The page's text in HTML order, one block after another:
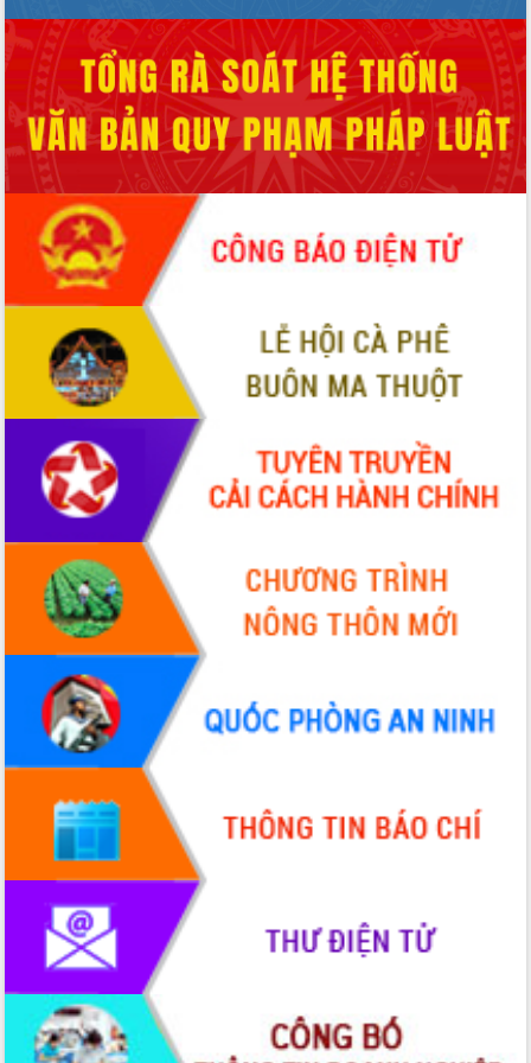
hoạch tỉnh thời kỳ 2021-2030
Hội thảo góp ý hồ sơ điều chỉnh quy
hoạch tỉnh Đắk Lắk thời kỳ 2021-2030,
tầm nhìn đến năm 2050
Nâng cao hiệu quả hoạt động của các
doanh nghiệp nhà nước
Hội nghị triển khai kết nối mạng
truyền số liệu chuyên dùng phục vụ cơ
quan Đảng, Nhà nước
Lễ phát động chuỗi hoạt động chung
tay làm sạch môi trường
Xã Ea Kar bước chuyển mình trong
công tác cải cách hành chính mô hình
UBND tỉnh họp báo định kỳ tháng 4
năm 2026
Hội thảo khoa học “Giải pháp thúc đẩy
phát triển nền kinh tế xanh tại tỉnh
Đắk Lắk”
Tăng cường giám sát, đôn đốc thực
hiện nhiệm vụ quản lý tài sản công
hàng tuần
Tháo gỡ những vướng mắc, đẩy mạnh
công tác cải cách thủ tục hành chính
tại Trung tâm Phục vụ hành chính
công tỉnh
Đắk Lắk: Tôn vinh 46 giải pháp tại Hội
thi Sáng tạo Kỹ thuật 2024 - 2025
Đắk Lắk rà soát, điều chỉnh Đề án 190
về phát triển nuôi trồng thủy sản
Phó Chủ tịch UBND tỉnh Đắk Lắk
Trương Công Thái kiểm tra thực địa
Dự án cao tốc Khánh Hòa - Buôn Ma
Thuột
Định vị cà phê Việt Nam như một “di
sản sống” trong dòng chảy toàn cầu
Xây dựng nông thôn mới: Nâng cao đời
sống người dân từ những mô hình thiết
thực
Quyết liệt tháo gỡ vướng mắc, đẩy